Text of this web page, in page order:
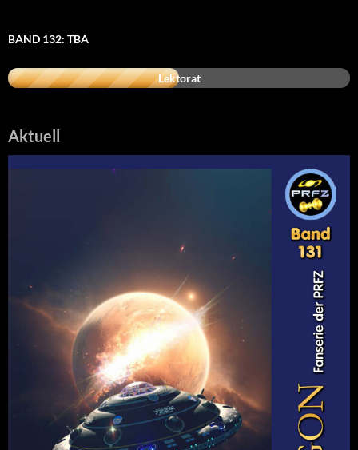
BAND 132: TBA
Lektorat
Aktuell